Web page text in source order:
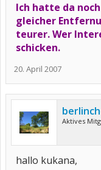
Ich hatte da
gleicher
teurer. Wer
schicken.
20. April 2007
Aktives
hallo kukana,